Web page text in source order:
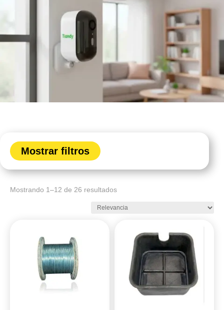
Mostrar filtros
Mostrando 1–12 de 26 resultados